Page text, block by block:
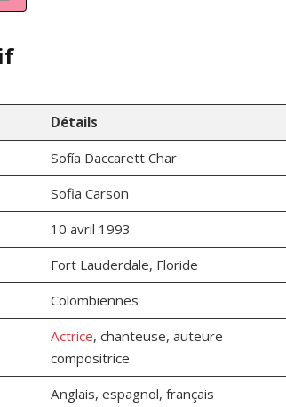
Détails
Sofía Daccarett Char
Sofia Carson
10 avril 1993
Fort Lauderdale, Floride
Colombiennes
Actrice, chanteuse, auteure-
compositrice
Anglais, espagnol, français